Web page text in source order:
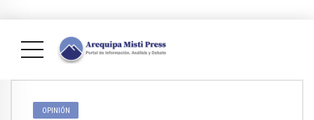
OPINIÓN